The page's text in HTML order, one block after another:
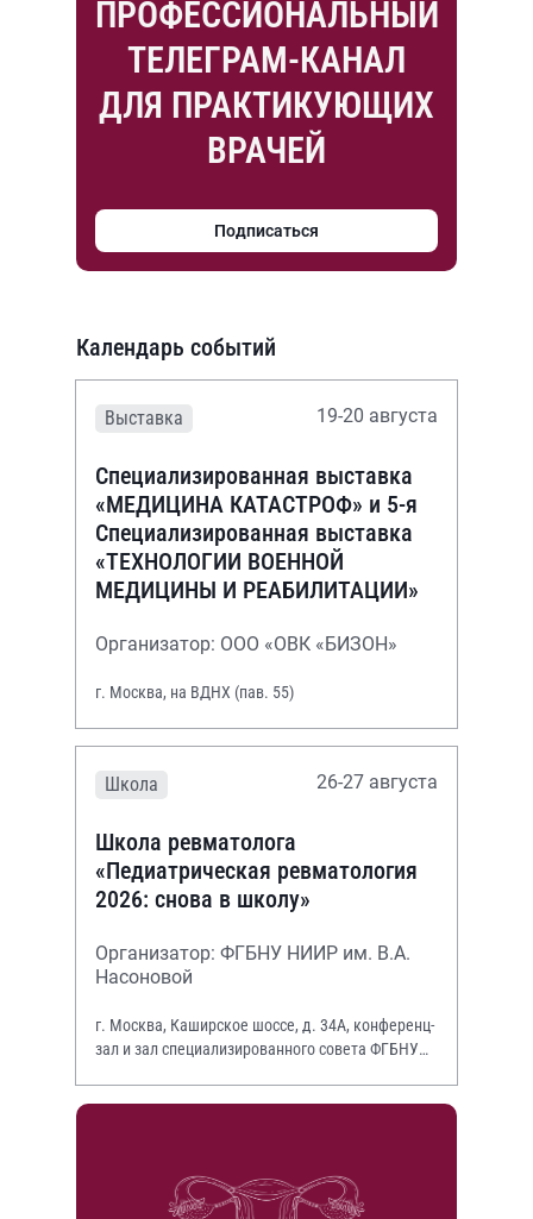
ПРОФЕССИОНАЛЬНЫЙ
ТЕЛЕГРАМ-КАНАЛ
ДЛЯ ПРАКТИКУЮЩИХ
ВРАЧЕЙ
Подписаться
Календарь событий
Выставка 19-20 августа
Специализированная выставка
«МЕДИЦИНА КАТАСТРОФ» и 5-я
Специализированная выставка
«ТЕХНОЛОГИИ ВОЕННОЙ
МЕДИЦИНЫ И РЕАБИЛИТАЦИИ»
Организатор: ООО «ОВК «БИЗОН»
г. Москва, на ВДНХ (пав. 55)
Школа 26-27 августа
Школа ревматолога
«Педиатрическая ревматология
2026: снова в школу»
Организатор: ФГБНУ НИИР им. В.А.
Насоновой
г. Москва, Каширское шоссе, д. 34А, конференц-
зал и зал специализированного совета ФГБНУ